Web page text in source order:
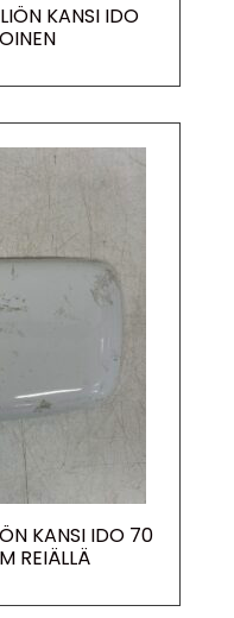
KANSI IDO
KANSI IDO 70
REIÄLLÄ